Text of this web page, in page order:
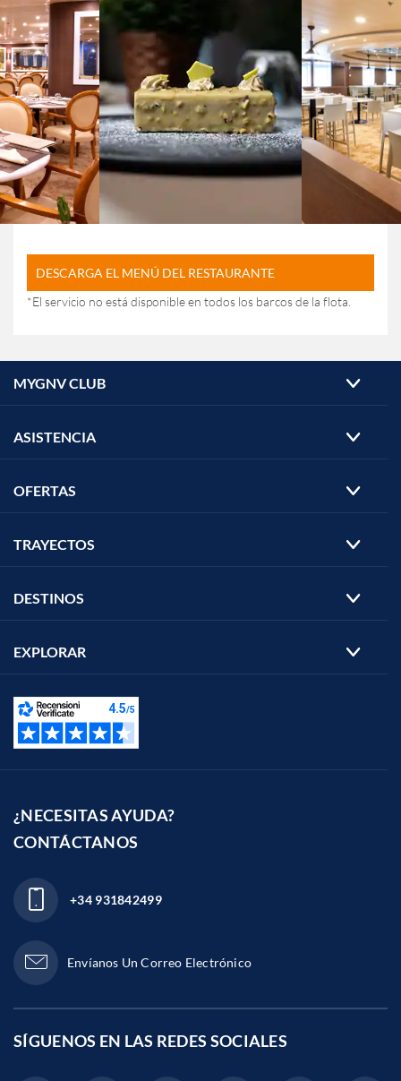
DESCARGA EL MENÚ DEL RESTAURANTE
*El servicio no está disponible en todos los barcos de la flota.
MYGNV CLUB
ASISTENCIA
OFERTAS
TRAYECTOS
DESTINOS
EXPLORAR
¿NECESITAS AYUDA?
CONTÁCTANOS
+34 931842499
Envíanos Un Correo Electrónico
SÍGUENOS EN LAS REDES SOCIALES